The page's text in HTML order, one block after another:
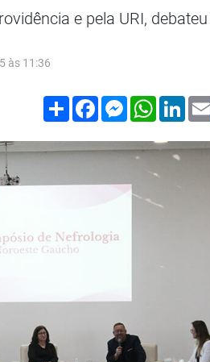
e pela URI,
às 11:36
Compartilhar
FacebookMessenger